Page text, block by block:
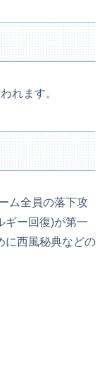
れます。
ム全員の落下攻
ギー回復)が第一
に西風秘典などの